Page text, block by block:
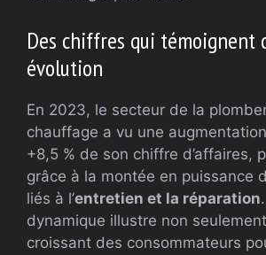
Des chiffres qui témoignent
évolution
En 2023, le secteur de la
chauffage a vu une
+8,5 % de son chiffre d’affaires,
grâce à la montée en puissance
liés à l’entretien et la réparation
dynamique illustre non
croissant des consommateurs